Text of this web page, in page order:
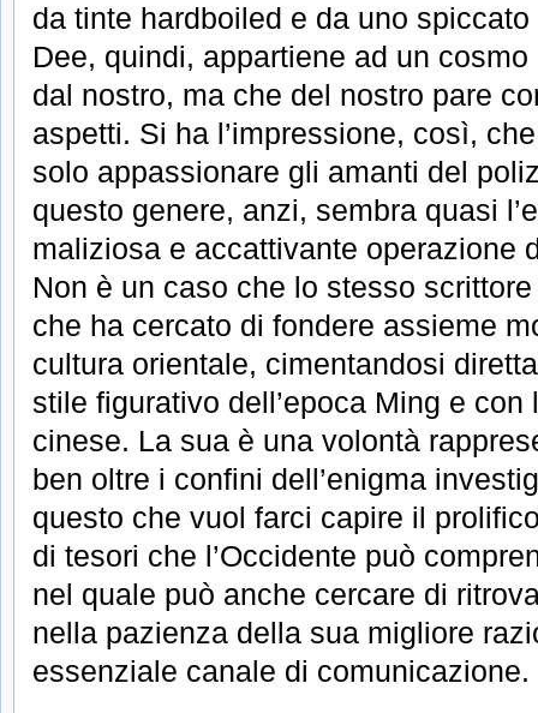
da tinte hardboiled e da uno
Dee, quindi, appartiene ad un
dal nostro, ma che del nostro pare
aspetti. Si ha l’impressione, così,
solo appassionare gli amanti del
questo genere, anzi, sembra quasi
maliziosa e accattivante operazione
Non è un caso che lo stesso
che ha cercato di fondere assieme
cultura orientale, cimentandosi
stile figurativo dell’epoca Ming e con
cinese. La sua è una volontà
ben oltre i confini dell’enigma
questo che vuol farci capire il
di tesori che l’Occidente può
nel quale può anche cercare di
nella pazienza della sua migliore
essenziale canale di comunicazione.